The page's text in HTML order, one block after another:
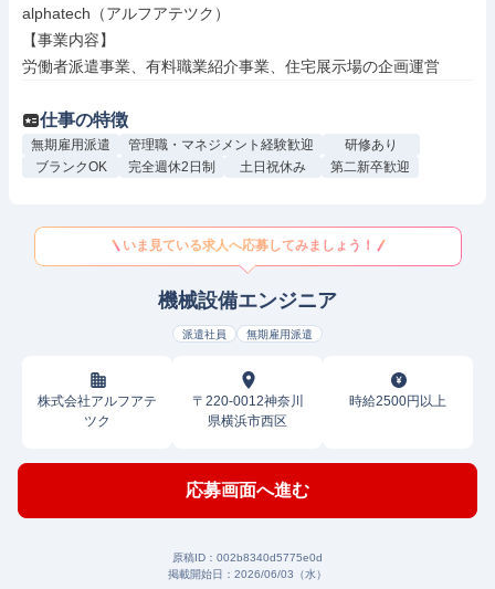
alphatech（アルフアテツク）
【事業内容】
労働者派遣事業、有料職業紹介事業、住宅展示場の企画運営
仕事の特徴
無期雇用派遣 管理職・マネジメント経験歓迎
研修あり
ブランクOK
完全週休2日制 土日祝休み 第二新卒歓迎
いま見ている求人へ応募してみましょう！
機械設備エンジニア
派遣社員 無期雇用派遣
株式会社アルフアテ
ツク
〒220-0012神奈川
県横浜市西区
時給2500円以上
応募画面へ進む
原稿ID： 002b8340d5775e0d
掲載開始日： 2026/06/03（水）